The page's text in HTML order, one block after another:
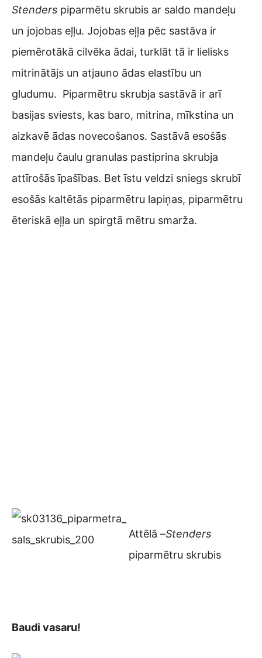
Stenders piparmētu skrubis ar saldo mandeļu
un jojobas eļļu. Jojobas eļļa pēc sastāva ir
piemērotākā cilvēka ādai, turklāt tā ir lielisks
mitrinātājs un atjauno ādas elastību un
gludumu. Piparmētru skrubja sastāvā ir arī
basijas sviests, kas baro, mitrina, mīkstina un
aizkavē ādas novecošanos. Sastāvā esošās
mandeļu čaulu granulas pastiprina skrubja
attīrošās īpašības. Bet īstu veldzi sniegs skrubī
esošās kaltētās piparmētru lapiņas, piparmētru
ēteriskā eļļa un spirgtā mētru smarža.
Attēlā –Stenders
piparmētru skrubis
Baudi vasaru!